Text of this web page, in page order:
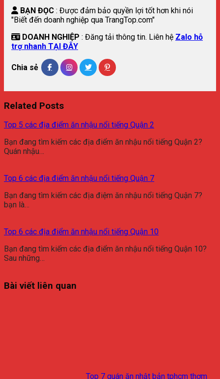
BẠN ĐỌC : Được đảm bảo quyền lợi tốt hơn khi nói
"Biết đến doanh nghiệp qua TrangTop.com"
DOANH NGHIỆP : Đăng tải thông tin. Liên hệ Zalo hỗ
trợ nhanh TẠI ĐÂY
Chia sẻ
Related Posts
Top 5 các địa điểm ăn nhậu nổi tiếng Quận 2
Bạn đang tìm kiếm các địa điểm ăn nhậu nổi tiếng Quận 2?
Quán nhậu…
Top 6 các địa điểm ăn nhậu nổi tiếng Quận 7
Bạn đang tìm kiếm các địa điệm ăn nhậu nổi tiếng Quận 7?
bạn là…
Top 6 các địa điểm ăn nhậu nổi tiếng Quận 10
Bạn đang tìm kiếm các địa điểm ăn nhậu nổi tiếng Quận 10?
Sau những…
Bài viết liên quan
Top 7 quán ăn nhật bản tphcm thơm